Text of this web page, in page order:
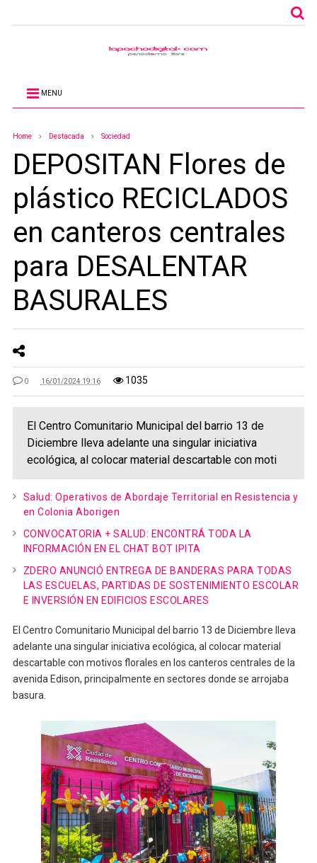
MENU
Home Destacada Sociedad
DEPOSITAN Flores de
plástico RECICLADOS
en canteros centrales
para DESALENTAR
BASURALES
0 16/01/2024 19:16 1035
El Centro Comunitario Municipal del barrio 13 de
Diciembre lleva adelante una singular iniciativa
ecológica, al colocar material descartable con moti
Salud: Operativos de Abordaje Territorial en Resistencia y
en Colonia Aborigen
CONVOCATORIA + SALUD: ENCONTRÁ TODA LA
INFORMACIÓN EN EL CHAT BOT IPITA
ZDERO ANUNCIÓ ENTREGA DE BANDERAS PARA TODAS
LAS ESCUELAS, PARTIDAS DE SOSTENIMIENTO ESCOLAR
E INVERSIÓN EN EDIFICIOS ESCOLARES
El Centro Comunitario Municipal del barrio 13 de Diciembre lleva
adelante una singular iniciativa ecológica, al colocar material
descartable con motivos florales en los canteros centrales de la
avenida Edison, principalmente en sectores donde se arrojaba
basura.